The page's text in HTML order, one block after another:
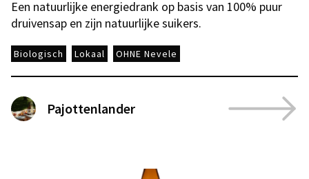
Een natuurlijke energiedrank op basis van 100% puur
druivensap en zijn natuurlijke suikers.
Biologisch Lokaal OHNE Nevele
Pajottenlander